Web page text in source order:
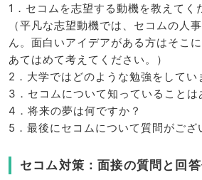
1．セコムを志望する動機を教えてく
（平凡な志望動機では、セコムの人
ん。面白いアイデアがある方はそこ
あてはめて考えてください。）
2．大学ではどのような勉強をしてい
3．セコムについて知っていることは
4．将来の夢は何ですか？
5．最後にセコムについて質問がござ
セコム対策：面接の質問と回